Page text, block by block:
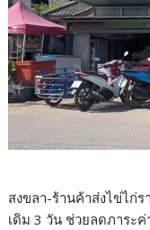
สงขลา-ร้านค้าส่งไข่ไก่
เดิม 3 วัน ช่วยลดภาระ